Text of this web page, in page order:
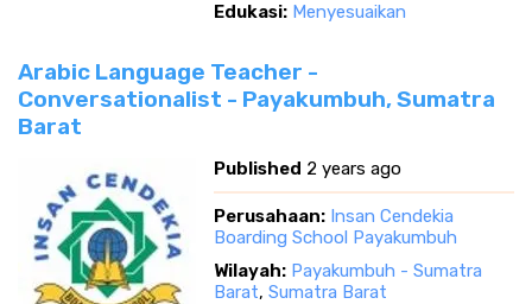
Edukasi: Menyesuaikan
Arabic Language Teacher -
Conversationalist - Payakumbuh, Sumatra
Barat
Published 2 years ago
Perusahaan: Insan Cendekia
Boarding School Payakumbuh
Wilayah: Payakumbuh - Sumatra
Barat, Sumatra Barat